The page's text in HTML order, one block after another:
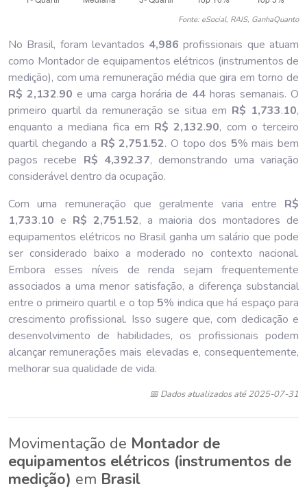
Fonte: eSocial, RAIS, GanhaQuanto
No Brasil, foram levantados 4,986 profissionais que atuam
como Montador de equipamentos elétricos (instrumentos de
medição), com uma remuneração média que gira em torno de
R$ 2,132.90 e uma carga horária de 44 horas semanais. O
primeiro quartil da remuneração se situa em R$ 1,733.10,
enquanto a mediana fica em R$ 2,132.90, com o terceiro
quartil chegando a R$ 2,751.52. O topo dos 5% mais bem
pagos recebe R$ 4,392.37, demonstrando uma variação
considerável dentro da ocupação.
Com uma remuneração que geralmente varia entre R$
1,733.10 e R$ 2,751.52, a maioria dos montadores de
equipamentos elétricos no Brasil ganha um salário que pode
ser considerado baixo a moderado no contexto nacional.
Embora esses níveis de renda sejam frequentemente
associados a uma menor satisfação, a diferença substancial
entre o primeiro quartil e o top 5% indica que há espaço para
crescimento profissional. Isso sugere que, com dedicação e
desenvolvimento de habilidades, os profissionais podem
alcançar remunerações mais elevadas e, consequentemente,
melhorar sua qualidade de vida.
📅 Dados atualizados até 2025-07-31
Movimentação de Montador de
equipamentos elétricos (instrumentos de
medição) em Brasil